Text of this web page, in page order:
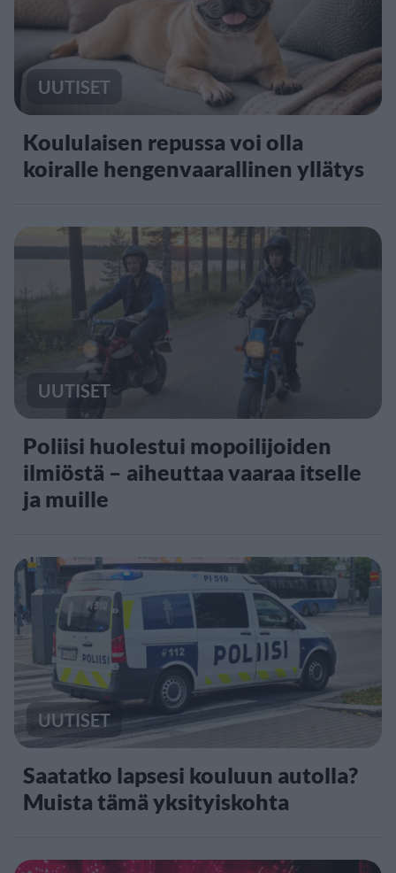
UUTISET
Koululaisen repussa voi olla
koiralle hengenvaarallinen yllätys
UUTISET
Poliisi huolestui mopoilijoiden
ilmiöstä – aiheuttaa vaaraa itselle
ja muille
UUTISET
Saatatko lapsesi kouluun autolla?
Muista tämä yksityiskohta